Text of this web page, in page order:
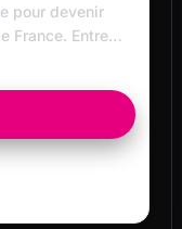
pour devenir
France. Entre…